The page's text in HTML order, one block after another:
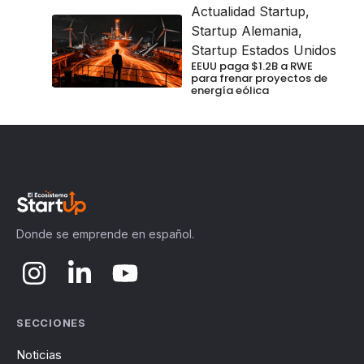
Actualidad Startup,
Startup Alemania,
Startup Estados Unidos
EEUU paga $1.2B a RWE
para frenar proyectos de
energía eólica
Donde se emprende en español.
SECCIONES
Noticias